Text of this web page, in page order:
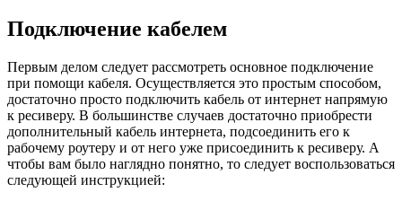
Подключение кабелем
Первым делом следует рассмотреть основное подключение
при помощи кабеля. Осуществляется это простым способом,
достаточно просто подключить кабель от интернет напрямую
к ресиверу. В большинстве случаев достаточно приобрести
дополнительный кабель интернета, подсоединить его к
рабочему роутеру и от него уже присоединить к ресиверу. А
чтобы вам было наглядно понятно, то следует воспользоваться
следующей инструкцией: